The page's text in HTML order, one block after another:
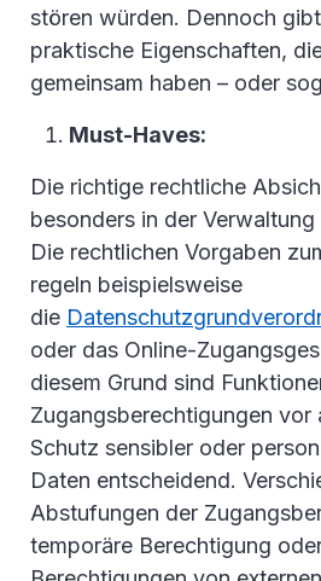
stören würden. Dennoch
praktische Eigenschaften,
gemeinsam haben – oder
Must-Haves:
Die richtige rechtliche
besonders in der
Die rechtlichen Vorgaben
regeln beispielsweise
die
oder das Online-
diesem Grund sind
Zugangsberechtigungen vor
Schutz sensibler oder
Daten entscheidend.
Abstufungen der
temporäre Berechtigung